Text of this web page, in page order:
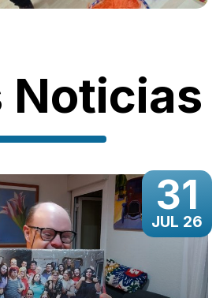
Noticias
31
JUL 26